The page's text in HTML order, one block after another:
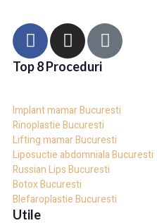
Top 8 Proceduri
Implant mamar Bucuresti
Rinoplastie Bucuresti
Lifting mamar Bucuresti
Liposuctie abdomniala Bucuresti
Russian Lips Bucuresti
Botox Bucuresti
Blefaroplastie Bucuresti
Utile